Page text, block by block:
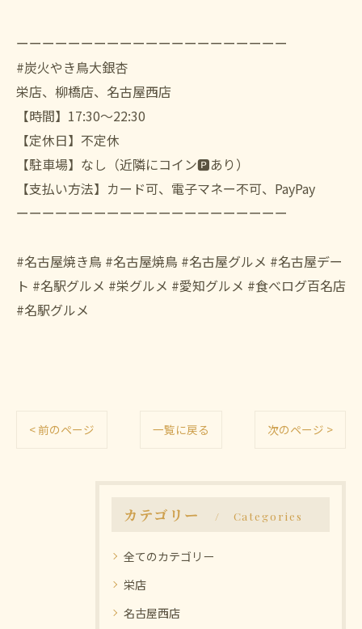
ーーーーーーーーーーーーーーーーーーーーー
#炭火やき鳥大銀杏
栄店、柳橋店、名古屋西店
【時間】17:30〜22:30
【定休日】不定休
【駐車場】なし（近隣にコイン🅿️あり）
【支払い方法】カード可、電子マネー不可、PayPay
ーーーーーーーーーーーーーーーーーーーーー
#名古屋焼き鳥 #名古屋焼鳥 #名古屋グルメ #名古屋デー
ト #名駅グルメ #栄グルメ #愛知グルメ #食べログ百名店
#名駅グルメ
< 前のページ 一覧に戻る 次のページ >
カテゴリー Categories
全てのカテゴリー
栄店
名古屋西店